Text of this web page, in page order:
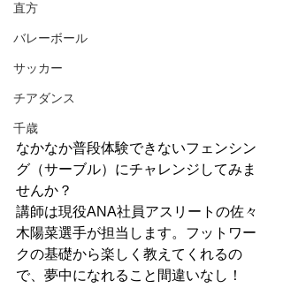
直方
バレーボール
サッカー
チアダンス
千歳
なかなか普段体験できないフェンシン
グ（サーブル）にチャレンジしてみま
せんか？
講師は現役ANA社員アスリートの佐々
木陽菜選手が担当します。フットワー
クの基礎から楽しく教えてくれるの
で、夢中になれること間違いなし！